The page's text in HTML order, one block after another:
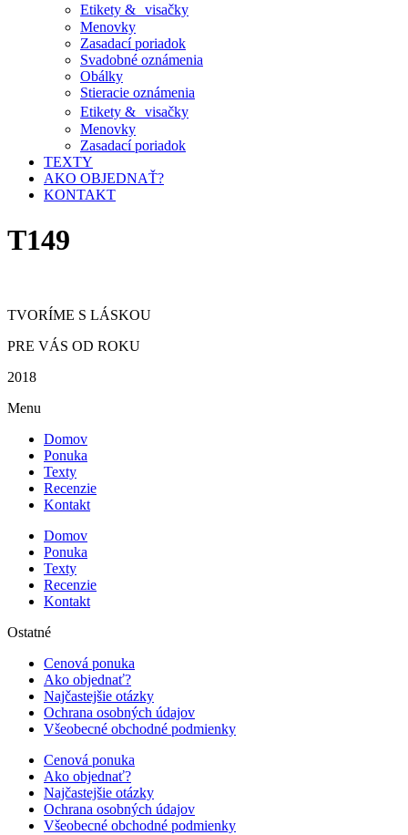
Etikety & visačky
Menovky
Zasadací poriadok
Svadobné oznámenia
Obálky
Stieracie oznámenia
Etikety & visačky
Menovky
Zasadací poriadok
TEXTY
AKO OBJEDNAŤ?
KONTAKT
T149
TVORÍME S LÁSKOU
PRE VÁS OD ROKU
2018
Menu
Domov
Ponuka
Texty
Recenzie
Kontakt
Domov
Ponuka
Texty
Recenzie
Kontakt
Ostatné
Cenová ponuka
Ako objednať?
Najčastejšie otázky
Ochrana osobných údajov
Všeobecné obchodné podmienky
Cenová ponuka
Ako objednať?
Najčastejšie otázky
Ochrana osobných údajov
Všeobecné obchodné podmienky